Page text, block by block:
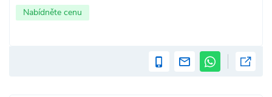
Nabídněte cenu